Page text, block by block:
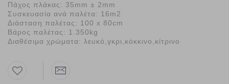
Πάχος πλάκας: 35mm ± 2mm
Συσκευασία ανά παλέτα: 16m2
Διάσταση παλέτας: 100 x 80cm
Βάρος παλέτας: 1.350kg
Διαθέσιμα χρώματα: λευκό,γκρι,κόκκινο,κίτρινο